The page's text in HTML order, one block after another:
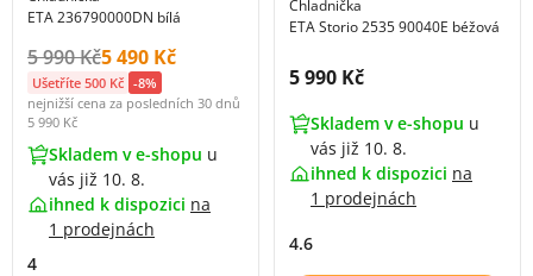
ETA 236790000DN bílá
Původní cena s DPH:
5 990 KčCena s DPH:
5 490 Kč
Ušetříte 500 Kč -8%
nejnižší cena za posledních 30 dnů
5 990 Kč
Skladem v e-shopu u
vás již 10. 8.
ihned k dispozici na
1 prodejnách
4
Chladnička
ETA Storio 2535 90040E béžová
Cena s DPH:
5 990 Kč
Skladem v e-shopu u
vás již 10. 8.
ihned k dispozici na
1 prodejnách
4.6